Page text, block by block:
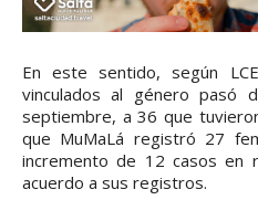
En este sentido, según
vinculados al género pasó
septiembre, a 36 que
que MuMaLá registró 27
incremento de 12 casos en
acuerdo a sus registros.